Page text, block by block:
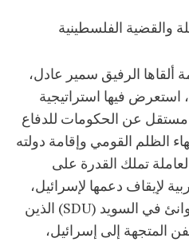
والقضية الفلسطينية
ألقاها الرفيق سمير عادل،
استعرض فيها استراتيجية
عن الحكومات للدفاع
الظلم القومي وإقامة دولته
تملك القدرة على
لإيقاف دعمها لإسرائيل،
مشيراً إلى تجربة عمال الموانئ في السويد (SDU) الذين
المتجهة إلى إسرائيل،